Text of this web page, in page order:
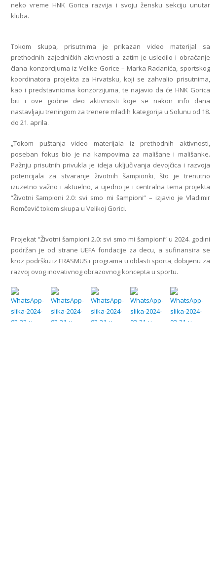
neko vreme HNK Gorica razvija i svoju žensku sekciju unutar
kluba.
Tokom skupa, prisutnima je prikazan video materijal sa
prethodnih zajedničkih aktivnosti a zatim je usledilo i obraćanje
člana konzorcijuma iz Velike Gorice – Marka Radanića, sportskog
koordinatora projekta za Hrvatsku, koji se zahvalio prisutnima,
kao i predstavnicima konzorzijuma, te najavio da će HNK Gorica
biti i ove godine deo aktivnosti koje se nakon info dana
nastavljaju treningom za trenere mlađih kategorija u Solunu od 18.
do 21. aprila.
„Tokom puštanja video materijala iz prethodnih aktivnosti,
poseban fokus bio je na kampovima za mališane i mališanke.
Pažnju prisutnih privukla je ideja uključivanja devojčica i razvoja
potencijala za stvaranje životnih šampionki, što je trenutno
izuzetno važno i aktuelno, a ujedno je i centralna tema projekta
“Životni šampioni 2.0: svi smo mi šampioni” – izjavio je Vladimir
Romčević tokom skupa u Velikoj Gorici.
Projekat “Životni šampioni 2.0: svi smo mi šampioni” u 2024. godini
podržan je od strane UEFA fondacije za decu, a sufinansira se
kroz podršku iz ERASMUS+ programa u oblasti sporta, dobijenu za
razvoj ovog inovativnog obrazovnog koncepta u sportu.